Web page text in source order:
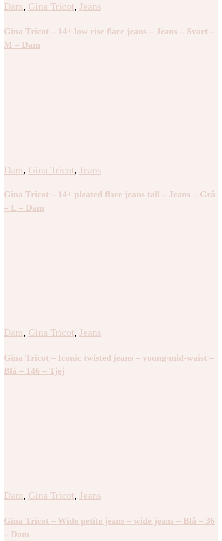
Dam, Gina Tricot, Jeans
Gina Tricot – 14+ low rise flare jeans – Jeans – Svart –
M – Dam
Dam, Gina Tricot, Jeans
Gina Tricot – 14+ pleated flare jeans tall – Jeans – Grå
– L – Dam
Dam, Gina Tricot, Jeans
Gina Tricot – Iconic twisted jeans – young-mid-waist –
Blå – 146 – Tjej
Dam, Gina Tricot, Jeans
Gina Tricot – Wide petite jeans – wide jeans – Blå – 36
– Dam